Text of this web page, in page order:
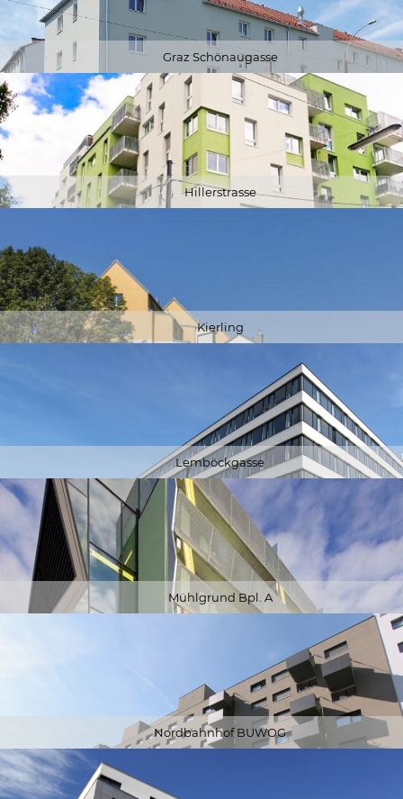
Graz Schönaugasse
Hillerstrasse
Kierling
Lemböckgasse
Mühlgrund Bpl. A
Nordbahnhof BUWOG